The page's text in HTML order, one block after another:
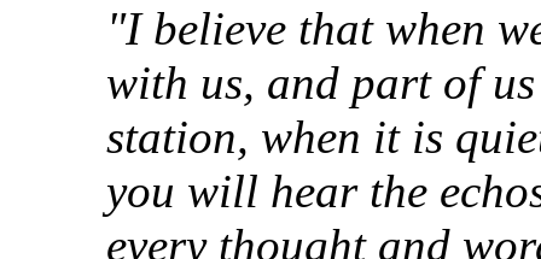
"I believe that when
with us, and part of
station, when it is
you will hear the
every thought and